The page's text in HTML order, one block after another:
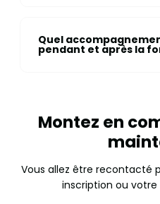
Quel
pendant et après la
Montez en
Vous allez être recontacté
inscription ou